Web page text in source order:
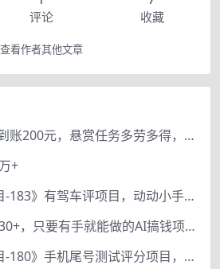
评论 收藏
查看作者其他文章
赏帮赚悬赏奖励到账200元，悬赏任务多劳多得，人人可做。
+
《188个赚钱项目-183》有驾车评项目，动动小手，复制粘贴赚44元！
上架2小时收入630+，只要有手就能做的AI搞钱项目，奶奶看完都能学会!
《188个赚钱项目-180》手机尾号测试评分项目，短视频直播日赚200+